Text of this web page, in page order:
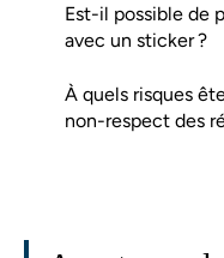
Est-il possible de
avec un sticker ?
À quels risques
non-respect des